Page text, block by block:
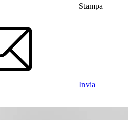
Stampa
Invia